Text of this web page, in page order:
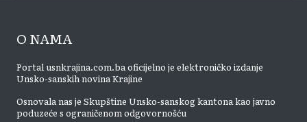
O NAMA
Portal usnkrajina.com.ba oficijelno je elektroničko izdanje
Unsko-sanskih novina Krajine
Osnovala nas je Skupštine Unsko-sanskog kantona kao javno
poduzeće s ograničenom odgovornošću